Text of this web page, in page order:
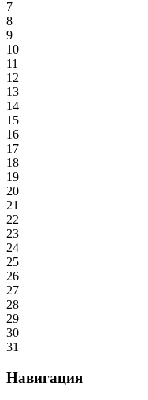
7
8
9
10
11
12
13
14
15
16
17
18
19
20
21
22
23
24
25
26
27
28
29
30
31
Навигация